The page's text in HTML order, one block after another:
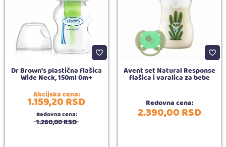
Dr Brown's plastična flašica
Wide Neck, 150ml 0m+
Akcijska cena:
1.159,20RSD
Redovna cena:
1.260,00RSD
Avent set Natural Response
flašica i varalica za bebe
Redovna cena:
2.390,00RSD